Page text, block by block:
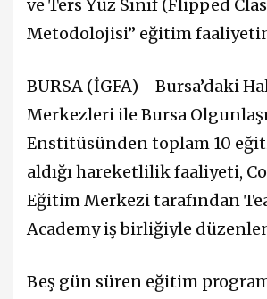
ve Ters Yüz Sınıf (Flipped
Metodolojisi” eğitim
BURSA (İGFA) - Bursa’daki
Merkezleri ile Bursa
Enstitüsünden toplam 10
aldığı hareketlilik faaliyeti,
Eğitim Merkezi tarafından
Academy iş birliğiyle
Beş gün süren eğitim